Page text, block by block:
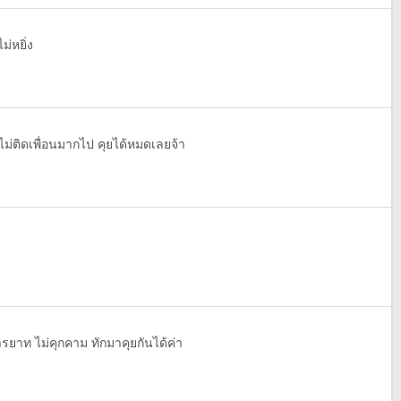
ม่หยิ่ง
ติดเพื่อนมากไป คุยได้หมดเลยจ้า
ยาท ไม่คุกคาม ทักมาคุยกันได้ค่า